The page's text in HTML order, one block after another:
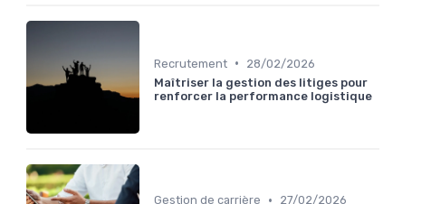
Recrutement •
28/02/2026
Maîtriser la gestion des litiges pour
renforcer la performance logistique
Gestion de carrière •
27/02/2026